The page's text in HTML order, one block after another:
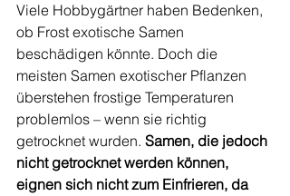
Viele Hobbygärtner haben Bedenken,
ob Frost exotische Samen
beschädigen könnte. Doch die
meisten Samen exotischer Pflanzen
überstehen frostige Temperaturen
problemlos – wenn sie richtig
getrocknet wurden. Samen, die jedoch
nicht getrocknet werden können,
eignen sich nicht zum Einfrieren, da